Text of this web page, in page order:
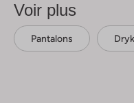
Voir plus
Pantalons